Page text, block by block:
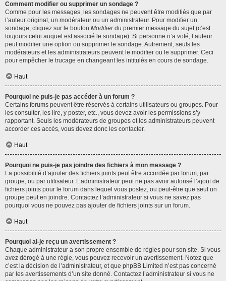
Comment modifier ou supprimer un sondage ?
Comme pour les messages, les sondages ne peuvent être modifiés que par
l’auteur original, un modérateur ou un administrateur. Pour modifier un
sondage, cliquez sur le bouton Modifierdu premier message du sujet (c’est
toujours celui auquel est associé le sondage). Si personne n’a voté, l’auteur
peut modifier une option ou supprimer le sondage. Autrement, seuls les
modérateurs et les administrateurs peuvent le modifier ou le supprimer. Ceci
pour empêcher le trucage en changeant les intitulés en cours de sondage.
Haut
Pourquoi ne puis-je pas accéder à un forum ?
Certains forums peuvent être réservés à certains utilisateurs ou groupes. Pour
les consulter, les lire, y poster, etc., vous devez avoir les permissions s’y
rapportant. Seuls les modérateurs de groupes et les administrateurs peuvent
accorder ces accès, vous devez donc les contacter.
Haut
Pourquoi ne puis-je pas joindre des fichiers à mon message ?
La possibilité d’ajouter des fichiers joints peut être accordée par forum, par
groupe, ou par utilisateur. L’administrateur peut ne pas avoir autorisé l’ajout de
fichiers joints pour le forum dans lequel vous postez, ou peut-être que seul un
groupe peut en joindre. Contactez l’administrateur si vous ne savez pas
pourquoi vous ne pouvez pas ajouter de fichiers joints sur un forum.
Haut
Pourquoi ai-je reçu un avertissement ?
Chaque administrateur a son propre ensemble de règles pour son site. Si vous
avez dérogé à une règle, vous pouvez recevoir un avertissement. Notez que
c’est la décision de l’administrateur, et que phpBB Limited n’est pas concerné
par les avertissements d’un site donné. Contactez l’administrateur si vous ne